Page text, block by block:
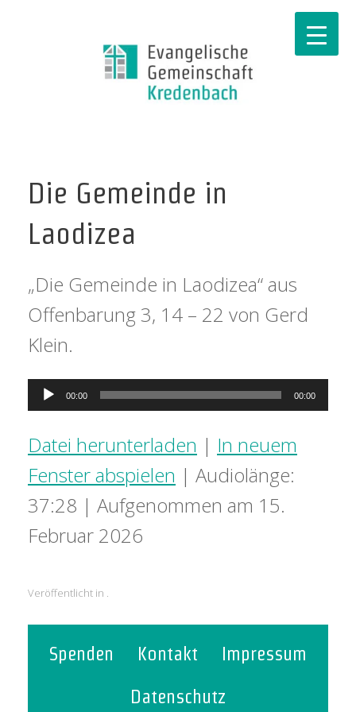
Die Gemeinde in
Laodizea
„Die Gemeinde in Laodizea“ aus
Offenbarung 3, 14 – 22 von Gerd
Klein.
Audio-
00:00 00:00
Datei herunterladen | In neuem
Fenster abspielen | Audiolänge:
37:28 | Aufgenommen am 15.
Februar 2026
Veröffentlicht in .
Spenden Kontakt
Impressum
Datenschutz